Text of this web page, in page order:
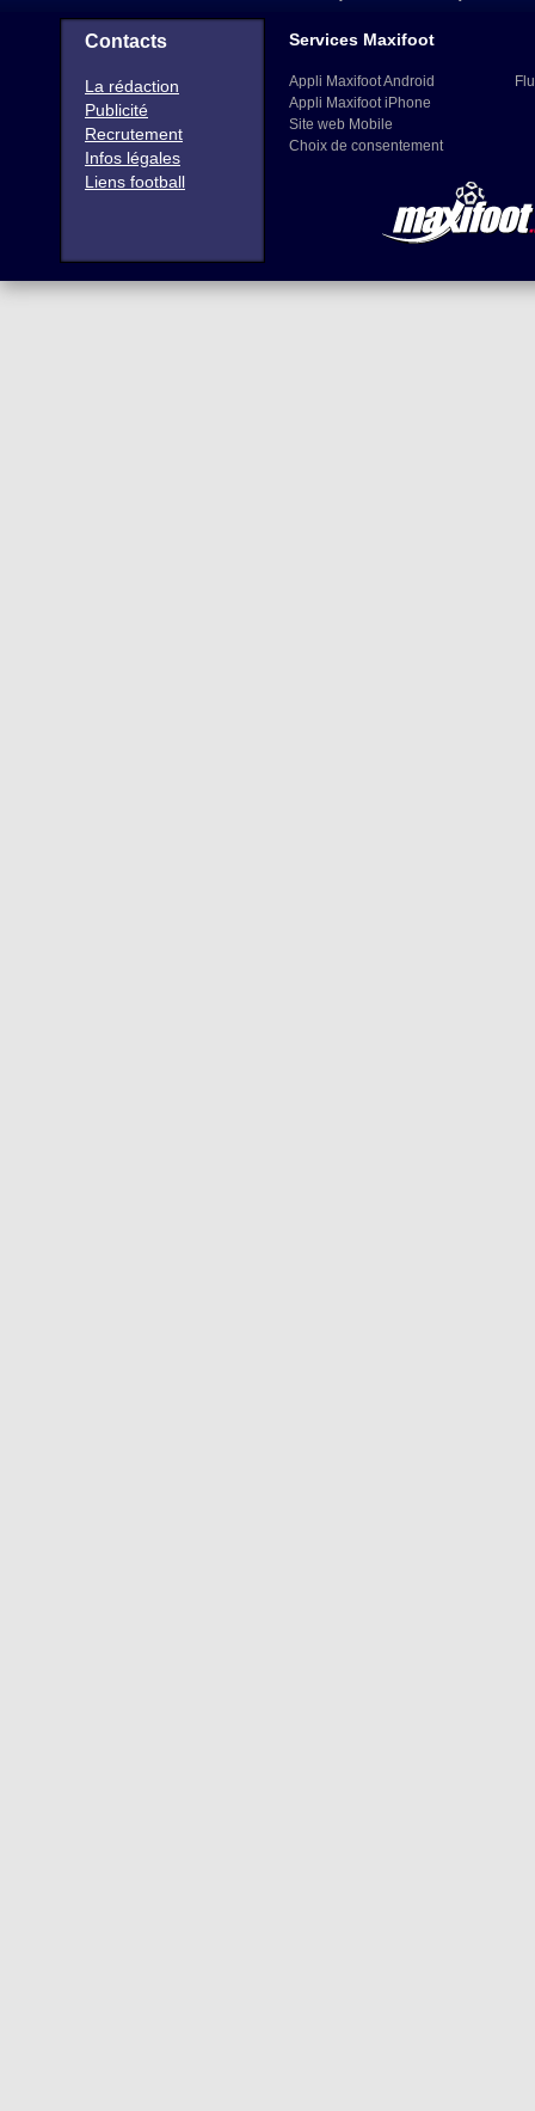
Contacts
La rédaction
Publicité
Recrutement
Infos légales
Liens football
Services Maxifoot
Appli Maxifoot Android
Appli Maxifoot iPhone
Site web Mobile
Choix de consentement